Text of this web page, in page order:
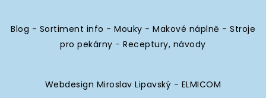
Blog - Sortiment info - Mouky - Makové náplně - Stroje
pro pekárny -Receptury, návody
Webdesign Miroslav Lipavský - ELMICOM